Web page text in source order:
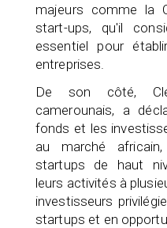
majeurs comme la
start-ups, qu'il
essentiel pour
entreprises.
De son côté,
camerounais, a
fonds et les
au marché
startups de haut
leurs activités à
investisseurs
startups et en